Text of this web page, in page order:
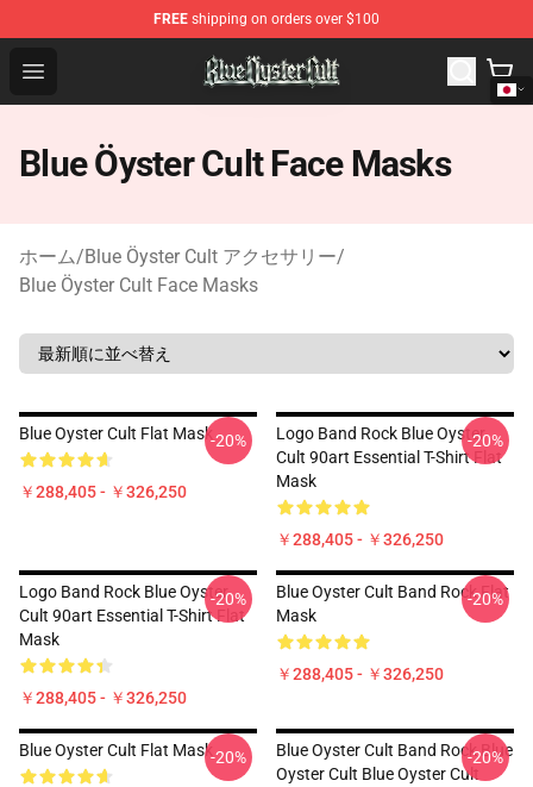
FREE shipping on orders over $100
Open menu
Blue Öyster Cult Store - Official Blue Öyster Cult
Blue Öyster Cult Face Masks
ホーム/Blue Öyster Cult アクセサリー/
Blue Öyster Cult Face Masks
Blue Oyster Cult Flat Mask
￥288,405 - ￥326,250
-20%
Logo Band Rock Blue Oyster
Cult 90art Essential T-Shirt Flat
Mask
￥288,405 - ￥326,250
-20%
Logo Band Rock Blue Oyster
Cult 90art Essential T-Shirt Flat
Mask
￥288,405 - ￥326,250
-20%
Blue Oyster Cult Band Rock Flat
Mask
￥288,405 - ￥326,250
-20%
Blue Oyster Cult Flat Mask-20%
Blue Oyster Cult Band Rock Blue
Oyster Cult Blue Oyster Cult
-20%